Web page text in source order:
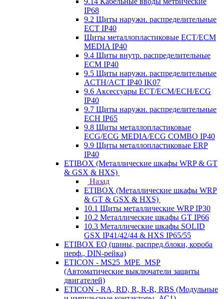
IP68
9.2 Щиты наружн. распределительные
ECT IP40
Щиты металлопластиковые ECT/ECM
MEDIA IP40
9.4 Щиты внутр. распределительные
ECМ IP40
9.5 Щиты наружн. распределительные
ACTH/ACT IP40 IK07
9.6 Аксессуары ECT/ECM/ECH/ECG
IP40
9.7 Щиты наружн. распределительные
ECH IP65
9.8 Щиты металлопластиковые
ECG/ECG MEDIA/ECG COMBO IP40
9.9 Щиты металлопластиковые ERP
IP40
ETIBOX (Металлические шкафы WRP & GT
& GSX & HXS)
Назад
ETIBOX (Металлические шкафы WRP
& GT & GSX & HXS)
10.1 Щиты металлические WRP IP30
10.2 Металлические шкафы GT IP66
10.3 Металлические шкафы SOLID
GSX IP41/42/44 & HXS IP65/55
ETIBOX EQ (шины, распред.блоки, короба
перф., DIN-рейка)
ETICON - MS25_MPE_MSP
(Автоматические выключатели защиты
двигателей)
ETICON - RA, RD, R, R-R, RBS (Модульные